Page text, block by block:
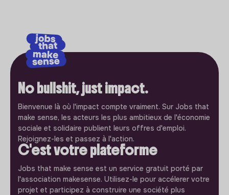
No bullshit, just impact.
Bienvenue là où l'impact compte vraiment. Sur Jobs that
make sense, les acteurs les plus ambitieux de l'économie
sociale et solidaire publient leurs offres d'emploi.
Rejoignez-les et passez à l'action.
C'est votre plateforme
Jobs that make sense est un service gratuit porté par
l'association makesense. Utilisez-le pour accélerer votre
projet et participez à construire une société plus